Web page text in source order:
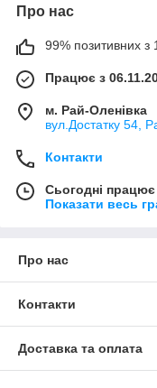
Про нас
99% позитивних з
Працює з
м. Рай-Оленівка
вул.Достатку 54,
Контакти
Сьогодні
Показати весь
Про нас
Контакти
Доставка та оплата